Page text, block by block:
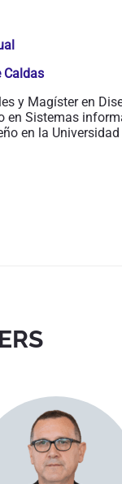
Caldas
y Magíster en
en Sistemas
en la Universidad